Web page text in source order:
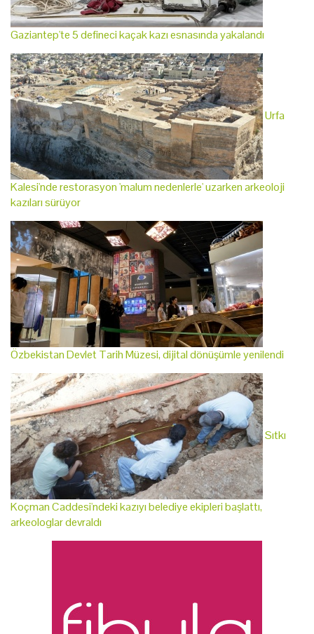
Gaziantep'te 5 defineci kaçak kazı esnasında yakalandı
Urfa
Kalesi'nde restorasyon 'malum nedenlerle' uzarken arkeoloji
kazıları sürüyor
Özbekistan Devlet Tarih Müzesi, dijital dönüşümle yenilendi
Sıtkı
Koçman Caddesi'ndeki kazıyı belediye ekipleri başlattı,
arkeologlar devraldı